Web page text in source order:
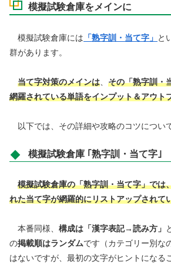
模擬試験倉庫をメインに
模擬試験倉庫には 「熟字訓・当て字」 と
群があります。
当て字対策のメインは その「熟字訓・
網羅されている単語をインプット＆アウト
以下では、その詳細や攻略のコツについ
模擬試験倉庫 ｢熟字訓・当て字｣
模擬試験倉庫の「熟字訓・当て字」では
れた当て字が網羅的にリストアップされて
本番同様、 構成は「漢字表記→読み方」
の掲載順はランダムです（カテゴリー別な
はないですが、最初の文字がヒントになる